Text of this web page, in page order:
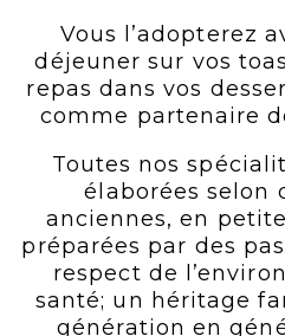
Vous l’adopterez
déjeuner sur vos
repas dans vos
comme partenaire
Toutes nos
élaborées selon
anciennes, en
préparées par des
respect de
santé; un héritage
génération en